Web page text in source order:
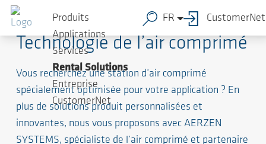
Technologie de l’air comprimé
Vous recherchez une station d’air comprimé
spécialement optimisée pour votre application ? En
plus de solutions produit personnalisées et
innovantes, nous vous proposons avec AERZEN
SYSTEMS, spécialiste de l’air comprimé et partenaire
Produits
Applications
Services
Rental Solutions
Entreprise
CustomerNet
FR CustomerNet